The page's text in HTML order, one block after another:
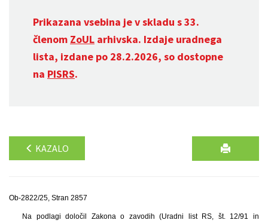
Prikazana vsebina je v skladu s 33.
členom ZoUL arhivska. Izdaje uradnega
lista, izdane po 28.2.2026, so dostopne
na PISRS.
KAZALO
Ob-2822/25, Stran 2857
Na podlagi določil Zakona o zavodih (Uradni list RS, št. 12/91 in